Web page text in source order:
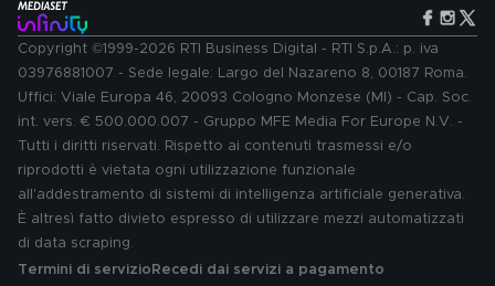
Copyright ©1999-2026 RTI Business Digital - RTI S.p.A.: p. iva
03976881007 - Sede legale: Largo del Nazareno 8, 00187 Roma.
Uffici: Viale Europa 46, 20093 Cologno Monzese (MI) - Cap. Soc.
int. vers. € 500.000.007 - Gruppo MFE Media For Europe N.V. -
Tutti i diritti riservati. Rispetto ai contenuti trasmessi e/o
riprodotti è vietata ogni utilizzazione funzionale
all'addestramento di sistemi di intelligenza artificiale generativa.
È altresì fatto divieto espresso di utilizzare mezzi automatizzati
di data scraping.
Termini di servizio Recedi dai servizi a pagamento